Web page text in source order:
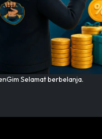
& Bergaransi 🔥
Selamat berbelanja.